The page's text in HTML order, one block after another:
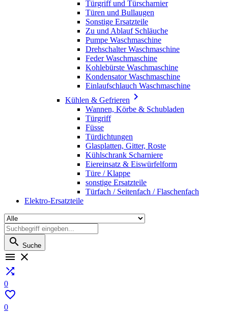
Türgriff und Türscharnier
Türen und Bullaugen
Sonstige Ersatzteile
Zu und Ablauf Schläuche
Pumpe Waschmaschine
Drehschalter Waschmaschine
Feder Waschmaschine
Kohlebürste Waschmaschine
Kondensator Waschmaschine
Einlaufschlauch Waschmaschine
Kühlen & Gefrieren 
Wannen, Körbe & Schubladen
Türgriff
Füsse
Türdichtungen
Glasplatten, Gitter, Roste
Kühlschrank Scharniere
Eiereinsatz & Eiswürfelform
Türe / Klappe
sonstige Ersatzteile
Türfach / Seitenfach / Flaschenfach
Elektro-Ersatzteile
 Suche
 

0

0